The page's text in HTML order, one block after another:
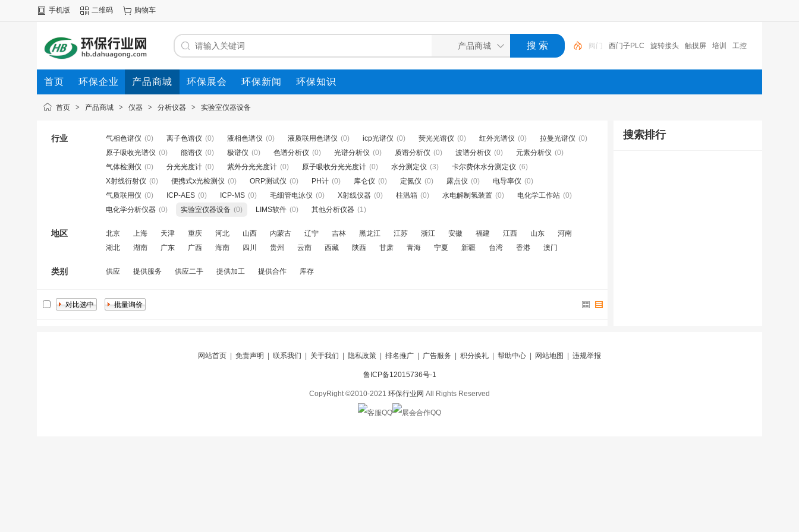
手机版 二维码 购物车
西门子PLC 旋转接头 触摸屏 培训 工控 工控机
变送器 球阀 plc 阀门
首页 环保企业 产品商城 环保展会 环保新闻 环保知识
首页 > 产品商城 > 仪器 > 分析仪器 > 实验室仪器设备
行业 气相色谱仪 (0) 离子色谱仪 (0) 液相色谱仪 (0) 液质联用色谱仪 (0) icp光谱仪 (0) 荧光光谱仪 (0) 红外光谱仪 (0) 拉曼光谱仪 (0)
原子吸收光谱仪 (0) 能谱仪 (0) 极谱仪 (0) 色谱分析仪 (0) 光谱分析仪 (0) 质谱分析仪 (0) 波谱分析仪 (0) 元素分析仪 (0)
气体检测仪 (0) 分光光度计 (0) 紫外分光光度计 (0) 原子吸收分光光度计 (0) 水分测定仪 (3) 卡尔费休水分测定仪 (6)
X射线衍射仪 (0) 便携式x光检测仪 (0) ORP测试仪 (0) PH计 (0) 库仑仪 (0) 定氮仪 (0) 露点仪 (0) 电导率仪 (0)
气质联用仪 (0) ICP-AES (0) ICP-MS (0) 毛细管电泳仪 (0) X射线仪器 (0) 柱温箱 (0) 水电解制氢装置 (0) 电化学工作站 (0)
电化学分析仪器 (0) 实验室仪器设备 (0) LIMS软件 (0) 其他分析仪器 (1)
地区 北京 上海 天津 重庆 河北 山西 内蒙古 辽宁 吉林 黑龙江 江苏 浙江 安徽 福建 江西 山东
河南
湖北
湖南 广东 广西 海南 四川 贵州 云南 西藏 陕西 甘肃 青海 宁夏 新疆 台湾 香港 澳门
类别 供应 提供服务 供应二手 提供加工 提供合作 库存
搜索排行
网站首页 免责声明 联系我们 关于我们 隐私政策 排名推广 广告服务 积分换礼 帮助中心 网站地图 违规举报
鲁ICP备12015736号-1
CopyRight ©2010-2021 环保行业网 All Rights Reserved